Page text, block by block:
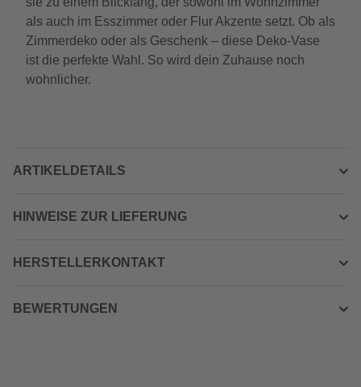
als auch im Esszimmer oder Flur Akzente setzt. Ob als
Zimmerdeko oder als Geschenk – diese Deko-Vase
ist die perfekte Wahl. So wird dein Zuhause noch
wohnlicher.
ARTIKELDETAILS
HINWEISE ZUR LIEFERUNG
HERSTELLERKONTAKT
BEWERTUNGEN